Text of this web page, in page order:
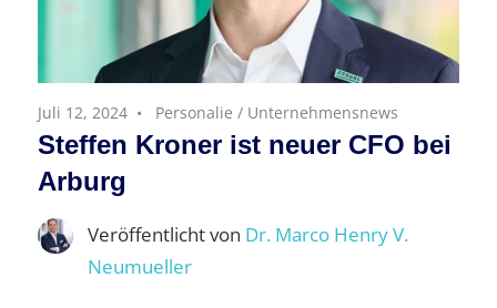
Juli 12, 2024 Personalie / Unternehmensnews
Steffen Kroner ist neuer CFO bei
Arburg
Veröffentlicht von Dr. Marco Henry V.
Neumueller